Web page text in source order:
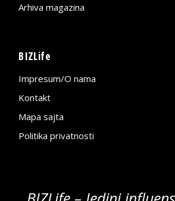
Arhiva magazina
BIZLife
Impresum/O nama
Kontakt
Mapa sajta
Politika privatnosti